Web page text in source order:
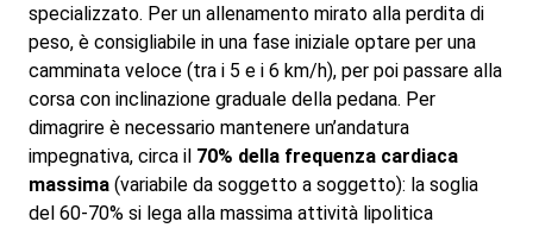
specializzato. Per un allenamento mirato alla perdita di
peso, è consigliabile in una fase iniziale optare per una
camminata veloce (tra i 5 e i 6 km/h), per poi passare alla
corsa con inclinazione graduale della pedana. Per
dimagrire è necessario mantenere un’andatura
impegnativa, circa il 70% della frequenza cardiaca
massima (variabile da soggetto a soggetto): la soglia
del 60-70% si lega alla massima attività lipolitica